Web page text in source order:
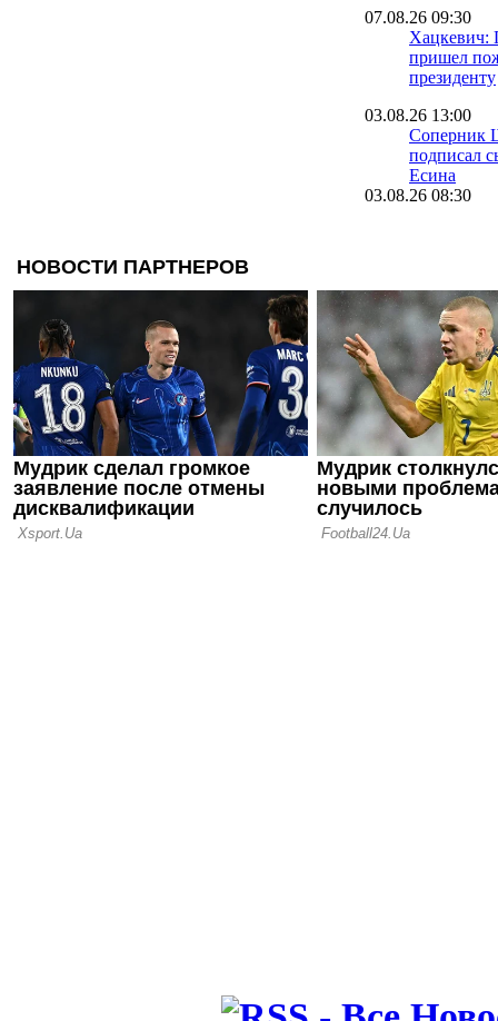
07.08.26 09:30
Хацкевич:
пришел
президенту
03.08.26 13:00
Соперник
подписал
Есина
03.08.26 08:30
16.07.26 18:11
Сергей
нас в
12.07.26 12:31
Ротань:
слабое
последних